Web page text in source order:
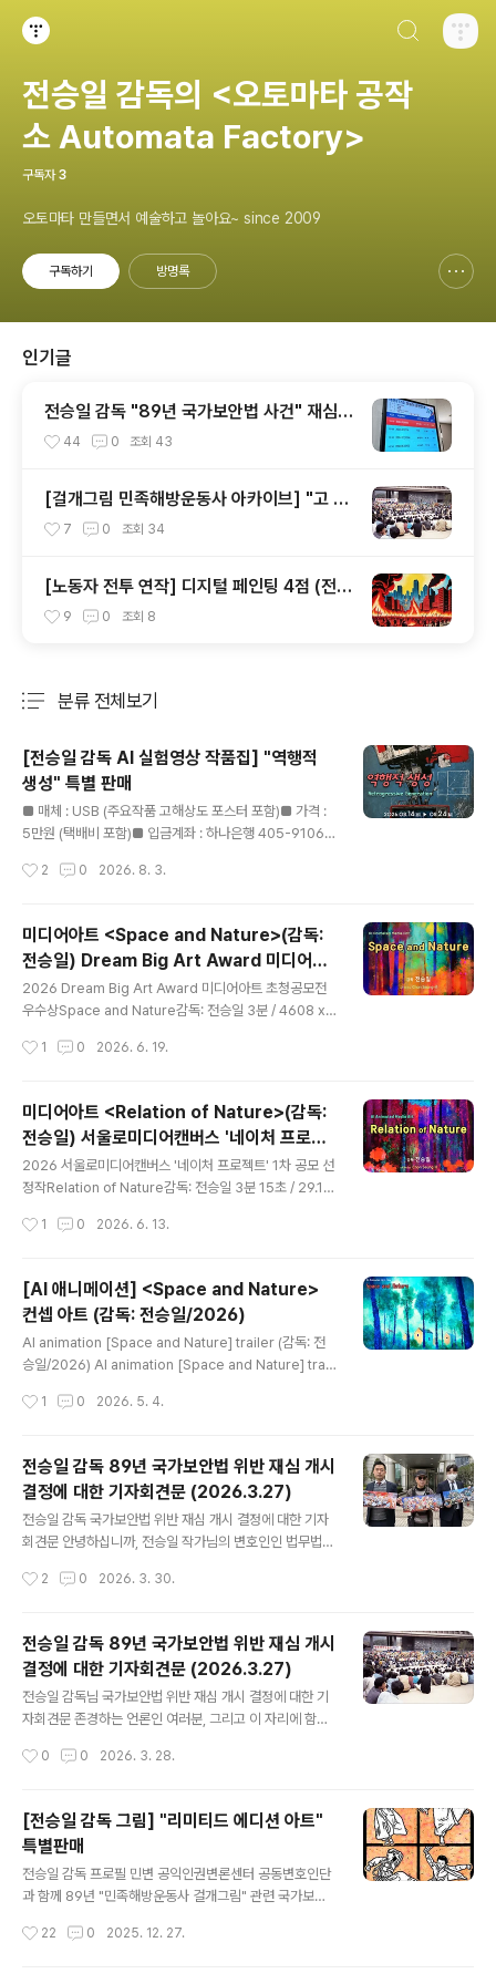
전승일 감독의 <오토마타 공작
소 Automata Factory>
구독자 3
오토마타 만들면서 예술하고 놀아요~ since 2009
구독하기 방명록
인기글
전승일 감독 "89년 국가보안법 사건" 재심청
구 언론보도 & 아카이브
44 0 조회 43
[걸개그림 민족해방운동사 아카이브] "고 성
완경 교수 의견서" (1989.12)
7 0 조회 34
[노동자 전투 연작] 디지털 페인팅 4점 (전승
일 감독 작품)
9 0 조회 8
분류 전체보기
[전승일 감독 AI 실험영상 작품집] "역행적
생성" 특별 판매
■ 매체 : USB (주요작품 고해상도 포스터 포함)■ 가격 :
5만원 (택배비 포함)■ 입금계좌 : 하나은행 405-91062
7954■ 구입 신청 후 2주일 이내에 작품집을 보내드립니
DP144V58 전승일 감독 프로필 보기 89년 "민족해방운
동사 걸개그림" 국가보안법 사건에 대해 민변 공익인권변
론센터 공동변호인단과 함께 국가를 상대로 재심을 진행하
고 있습니다. 오랜 준비를 거쳐 2024년 6월 10일에 재심
을 청구했고, 법원은 국가보안법 사건 재심 청구에서는 전
4.08.23)을 했습니다. 그런데 극우 성향 검..
2 0 2026. 8. 3.
미디어아트 <Space and Nature>(감독:
전승일) Dream Big Art Award 미디어아
트 초청공모전 우수상 수상
2026 Dream Big Art Award 미디어아트 초청공모전
우수상Space and Nature감독: 전승일 3분 / 4608 x 1
연 속에서 편안함과 아름다움을 느낀다. 작가 본인도 어린
간 또한 자연의 일부이며, 자연은 단지 ‘풍경’이 아니라 오
랜 세월 동안 인간과 함께 하며 깊은 ‘관계성’을 맺어왔기
때문일 것이다. 자연은 인간의 가장 오래된 친구이다. 자연
의 아름다움과 따뜻함, 그리고 내재적인 미적 의미와 인간
과의 관계성을 표현한 미디어아트 작품으로 자연의 생기로
의 가능성을 제시한다. 영상 중간에 보여지는 집과 기하학
1 0 2026. 6. 19.
미디어아트 <Relation of Nature>(감독:
전승일) 서울로미디어캔버스 '네이처 프로젝
트' 작품 선정
2026 서울로미디어캔버스 '네이처 프로젝트' 1차 공모 선
정작Relation of Nature감독: 전승일 3분 15초 / 29.14
자연 속에서 편안함과 아름다움을 느낀다. 작가 본인 또한
라 오랜 세월 동안 인간과 깊은 ‘관계성’을 맺어왔기 때문일
것이다. 이에 대하여 사진작가이자 환경운동가이며 다큐멘
터리 영화 감독인 얀 아르튀스 베르트랑(Yann Arthus Be
rtrand)은 “지구는 인류가 잠시 빌려 쓰는 집(house)이
me)이다”라고 말했다. 본 미디어아..
1 0 2026. 6. 13.
[AI 애니메이션] <Space and Nature>
컨셉 아트 (감독: 전승일/2026)
AI animation [Space and Nature] trailer (감독: 전
승일/2026) AI animation [Space and Nature] trail
션 아트" 특별 판매 [전승일 감독 그림] "리미티드 에디션
공동변호인단과 함께 89년 "민족해방운동사 걸개그림" 관
련 국가보안법 사건에 대한 재심을 진행하고 있습니다. 오
랜 준비를 거쳐 2024년 6월 10일에www.iloveautoma
ta.com 전승일 감독 유튜브 채널 [MIMESIS TV] MIME
SIS TV전승일 감독 유튜브 채널 / Indie animation dire
1 0 2026. 5. 4.
전승일 감독 89년 국가보안법 위반 재심 개시
결정에 대한 기자회견문 (2026.3.27)
전승일 감독 국가보안법 위반 재심 개시 결정에 대한 기자
회견문 안녕하십니까, 전승일 작가님의 변호인인 법무법인
퍼런 군사정권의 칼날 아래 ‘범죄자’의 굴레를 써야 했던 한
리에 섰습니다. 오늘 시작되는 재심은 단순히 한 개인의 무
죄를 증명하는 자리가 아닙니다. 국가가 휘두른 불법적인
공권력을 심판하고, 우리 현대사의 아픈 상처를 정의롭게
치유하는 역사적인 과정이 될 것입니다. 저희 변호인단은
이번 재심사건에서 전승일 작가님의 무죄는 물론, 나아가
의 불법성을 폭로하고자 합니다. 1989년 8월, 당시 안기
2 0 2026. 3. 30.
전승일 감독 89년 국가보안법 위반 재심 개시
결정에 대한 기자회견문 (2026.3.27)
전승일 감독님 국가보안법 위반 재심 개시 결정에 대한 기
자회견문 존경하는 언론인 여러분, 그리고 이 자리에 함께
희는 서울중앙지방법원이 1989년 전승일 감독님의 국가
매우 뜻깊은 소식을 전해드리고자 합니다. 이는 30년 넘게
이어져 온 주홍글씨를 지우고, 왜곡된 역사를 바로잡는 정
의로운 여정의 첫 걸음입니다. 이번 재심 개시 결정의 가장
중요한 의미는, 1989년 당시 국가안전기획부 수사관들이
자행한 불법 수사의 실체를 사법부가 공식적으로 인정했다
청구를 하였습니다. 첫 번째는 1990년에 있었던 헌법재판
0 0 2026. 3. 28.
[전승일 감독 그림] "리미티드 에디션 아트"
특별판매
전승일 감독 프로필 민변 공익인권변론센터 공동변호인단
과 함께 89년 "민족해방운동사 걸개그림" 관련 국가보안
쳐 2024년 6월 10일에 재심을 청구했고, 법원은 국가보
22 0 2025. 12. 27.